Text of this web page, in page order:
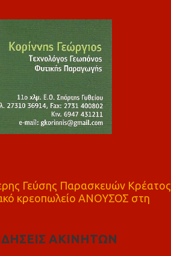
Γεύσης Παρασκευών Κρέατος
κρεοπωλείο ΑΝΟΥΣΟΣ στη
ΑΚΙΝΗΤΩΝ